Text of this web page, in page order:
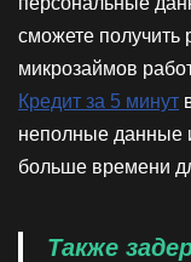
сможете
микрозаймов
Кредит за 5 минут
неполные данные
больше времени
Также